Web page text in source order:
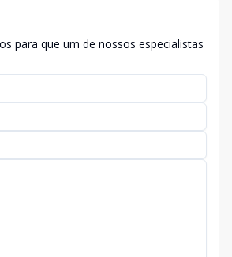
para que um de nossos especialistas